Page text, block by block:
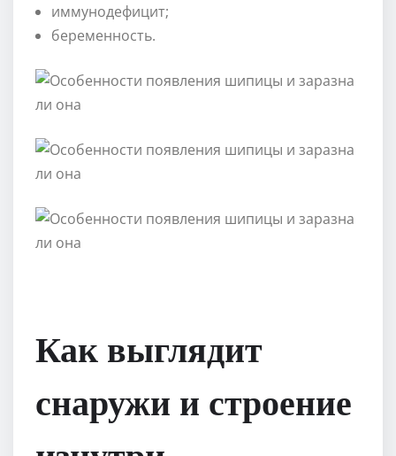
иммунодефицит;
беременность.
Как выглядит
снаружи и строение